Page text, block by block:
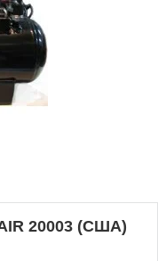
20003 (США)